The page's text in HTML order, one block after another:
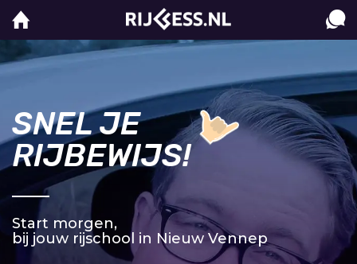
SNEL JE
RIJBEWIJS!
Start morgen,
bij jouw rijschool in Nieuw Vennep